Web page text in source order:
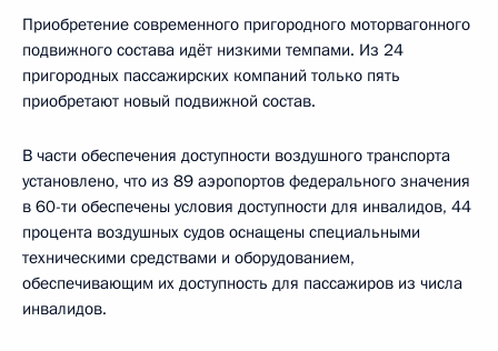
Приобретение современного пригородного моторвагонного
подвижного состава идёт низкими темпами. Из 24
пригородных пассажирских компаний только пять
приобретают новый подвижной состав.
В части обеспечения доступности воздушного транспорта
установлено, что из 89 аэропортов федерального значения
в 60-ти обеспечены условия доступности для инвалидов, 44
процента воздушных судов оснащены специальными
техническими средствами и оборудованием,
обеспечивающим их доступность для пассажиров из числа
инвалидов.